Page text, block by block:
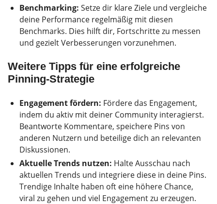
Benchmarking: Setze dir klare Ziele und vergleiche
deine Performance regelmäßig mit diesen
Benchmarks. Dies hilft dir, Fortschritte zu messen
und gezielt Verbesserungen vorzunehmen.
Weitere Tipps für eine erfolgreiche
Pinning-Strategie
Engagement fördern: Fördere das Engagement,
indem du aktiv mit deiner Community interagierst.
Beantworte Kommentare, speichere Pins von
anderen Nutzern und beteilige dich an relevanten
Diskussionen.
Aktuelle Trends nutzen: Halte Ausschau nach
aktuellen Trends und integriere diese in deine Pins.
Trendige Inhalte haben oft eine höhere Chance,
viral zu gehen und viel Engagement zu erzeugen.